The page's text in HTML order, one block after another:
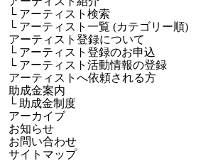
└ アーティスト検索
└ アーティスト一覧 (カテゴリー順)
アーティスト登録について
└ アーティスト登録のお申込
└ アーティスト活動情報の登録
アーティストへ依頼される方
助成金案内
└ 助成金制度
アーカイブ
お知らせ
お問い合わせ
サイトマップ